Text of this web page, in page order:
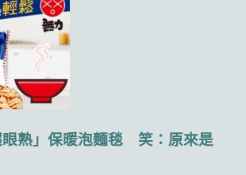
眼熟」保暖泡麵毯 笑：原來是